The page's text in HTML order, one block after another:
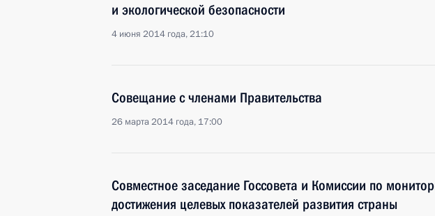
и экологической безопасности
4 июня 2014 года, 21:10
Совещание с членами Правительства
26 марта 2014 года, 17:00
Совместное заседание Госсовета и Комиссии по
достижения целевых показателей развития страны